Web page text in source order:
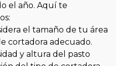
el año. Aquí te
el tamaño de tu área
cortadora adecuado.
y altura del pasto